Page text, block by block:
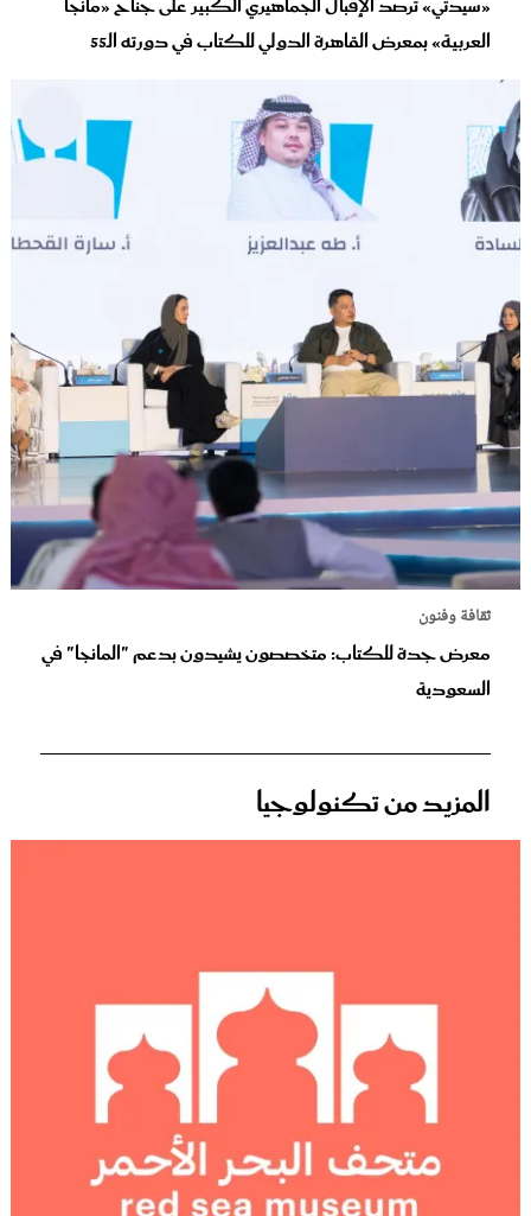
العربية» بمعرض القاهرة الدولي للكتاب في دورته الـ55
ثقافة وفنون
معرض جدة للكتاب: متخصصون يشيدون بدعم "المانجا" في
السعودية
المزيد من تكنولوجيا